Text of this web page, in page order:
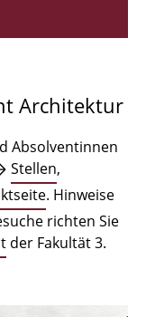
Architektur
Absolventinnen
Stellen,
. Hinweise
richten Sie
der Fakultät 3.